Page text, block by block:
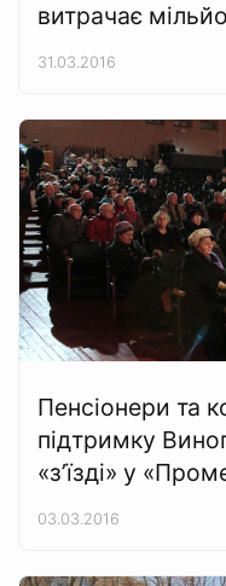
витрачає
31.03.2016
Пенсіонери та
підтримку
«з’їзді» у
03.03.2016